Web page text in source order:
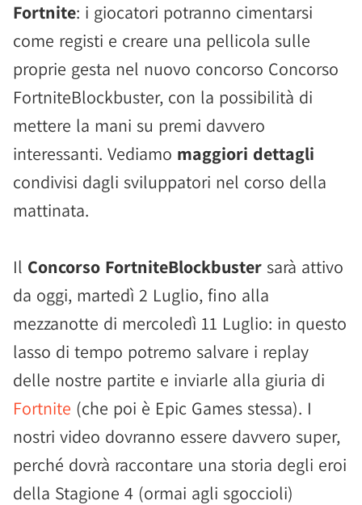
Fortnite: i giocatori potranno cimentarsi
come registi e creare una pellicola sulle
proprie gesta nel nuovo concorso Concorso
FortniteBlockbuster, con la possibilità di
mettere la mani su premi davvero
interessanti. Vediamo maggiori dettagli
condivisi dagli sviluppatori nel corso della
mattinata.
Il Concorso FortniteBlockbuster sarà attivo
da oggi, martedì 2 Luglio, fino alla
mezzanotte di mercoledì 11 Luglio: in questo
lasso di tempo potremo salvare i replay
delle nostre partite e inviarle alla giuria di
Fortnite (che poi è Epic Games stessa). I
nostri video dovranno essere davvero super,
perché dovrà raccontare una storia degli eroi
della Stagione 4 (ormai agli sgoccioli)